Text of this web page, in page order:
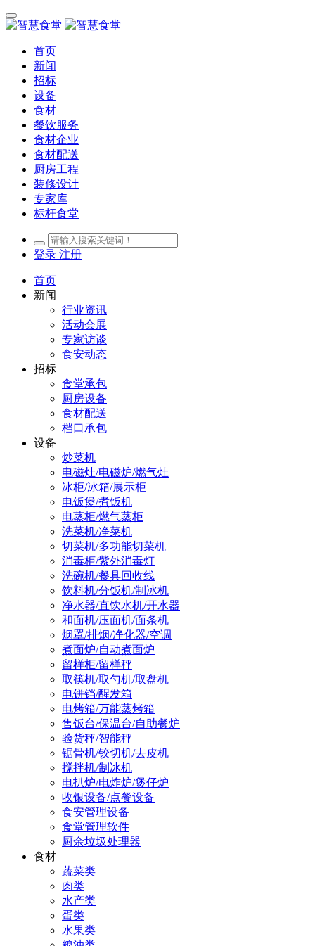
首页
新闻
招标
设备
食材
餐饮服务
食材企业
食材配送
厨房工程
装修设计
专家库
标杆食堂
登录 注册
首页
新闻
行业资讯
活动会展
专家访谈
食安动态
招标
食堂承包
厨房设备
食材配送
档口承包
设备
炒菜机
电磁灶/电磁炉/燃气灶
冰柜/冰箱/展示柜
电饭煲/煮饭机
电蒸柜/燃气蒸柜
洗菜机/净菜机
切菜机/多功能切菜机
消毒柜/紫外消毒灯
洗碗机/餐具回收线
饮料机/分饭机/制冰机
净水器/直饮水机/开水器
和面机/压面机/面条机
烟罩/排烟/净化器/空调
煮面炉/自动煮面炉
留样柜/留样秤
取筷机/取勺机/取盘机
电饼铛/醒发箱
电烤箱/万能蒸烤箱
售饭台/保温台/自助餐炉
验货秤/智能秤
锯骨机/铰切机/去皮机
搅拌机/制冰机
电扒炉/电炸炉/煲仔炉
收银设备/点餐设备
食安管理设备
食堂管理软件
厨余垃圾处理器
食材
蔬菜类
肉类
水产类
蛋类
水果类